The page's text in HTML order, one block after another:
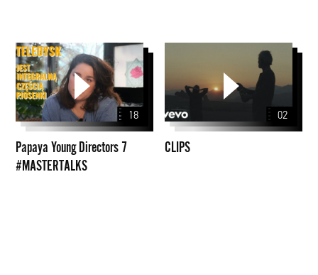
Papaya
Young
Directors
7
#MASTERTALKS
18
Papaya Young Directors 7
#MASTERTALKS
02
CLIPS